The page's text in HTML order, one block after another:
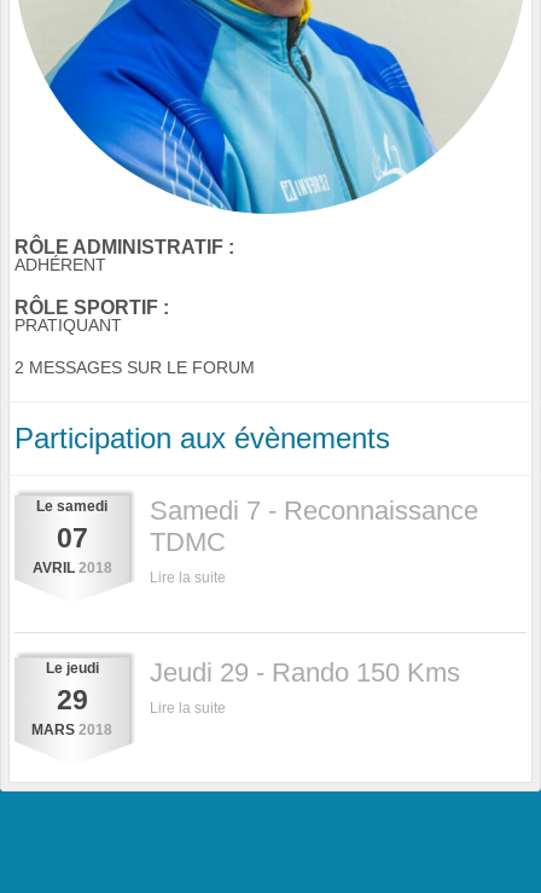
RÔLE ADMINISTRATIF :
ADHÉRENT
RÔLE SPORTIF :
PRATIQUANT
2 MESSAGES SUR LE FORUM
Participation aux évènements
Le samedi
07
AVRIL 2018
Samedi 7 - Reconnaissance
TDMC
Lire la suite
Le jeudi
29
MARS 2018
Jeudi 29 - Rando 150 Kms
Lire la suite